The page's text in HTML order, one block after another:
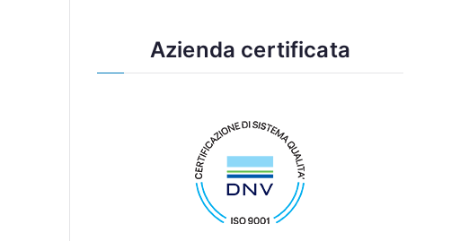
Azienda certificata